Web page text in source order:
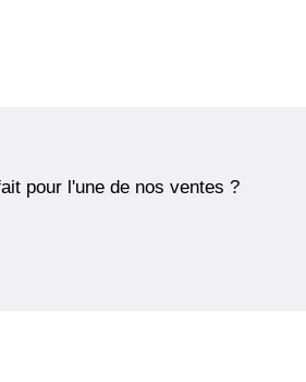
pour l'une de nos ventes ?